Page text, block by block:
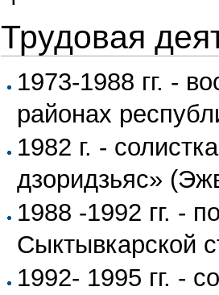
Трудовая
1973-1988 гг. -
районах
1982 г. -
дзоридзьяс»
1988 -1992 гг. -
Сыктывкарской
1992- 1995 гг. -